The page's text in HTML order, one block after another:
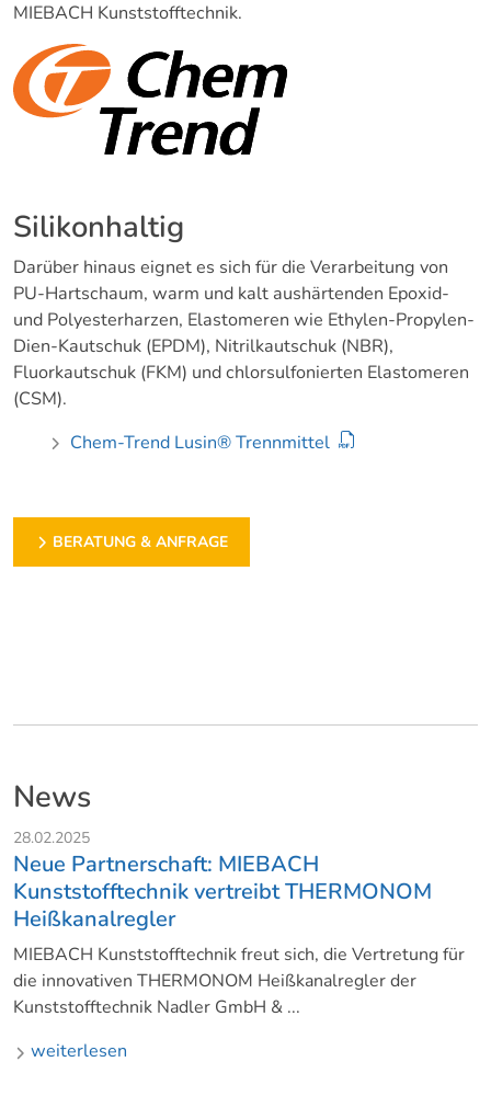
MIEBACH Kunststofftechnik.
Silikonhaltig
Darüber hinaus eignet es sich für die Verarbeitung von
PU-Hartschaum, warm und kalt aushärtenden Epoxid-
und Polyesterharzen, Elastomeren wie Ethylen-Propylen-
Dien-Kautschuk (EPDM), Nitrilkautschuk (NBR),
Fluorkautschuk (FKM) und chlorsulfonierten Elastomeren
(CSM).
Chem-Trend Lusin® Trennmittel
BERATUNG & ANFRAGE
News
28.02.2025
Neue Partnerschaft: MIEBACH
Kunststofftechnik vertreibt THERMONOM
Heißkanalregler
MIEBACH Kunststofftechnik freut sich, die Vertretung für
die innovativen THERMONOM Heißkanalregler der
Kunststofftechnik Nadler GmbH & ...
weiterlesen